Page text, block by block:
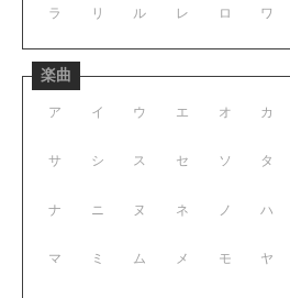
ラ リ ル レ ロ ワ
楽曲
ア イ ウ エ オ
サ シ ス セ ソ
ナ ニ ヌ ネ ノ
マ ミ ム メ モ
カ
タ
ハ
ヤ